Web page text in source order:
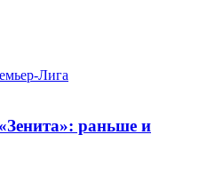
Лига
раньше и